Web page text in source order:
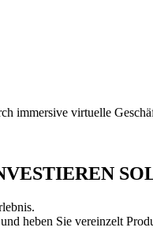
virtuelle
heben Sie vereinzelt